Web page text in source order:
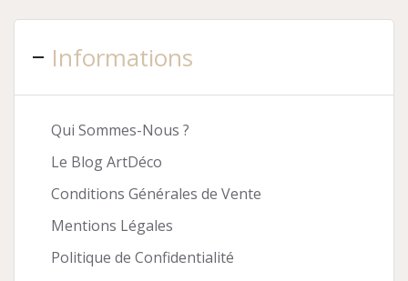
Informations
Qui Sommes-Nous ?
Le Blog ArtDéco
Conditions Générales de Vente
Mentions Légales
Politique de Confidentialité